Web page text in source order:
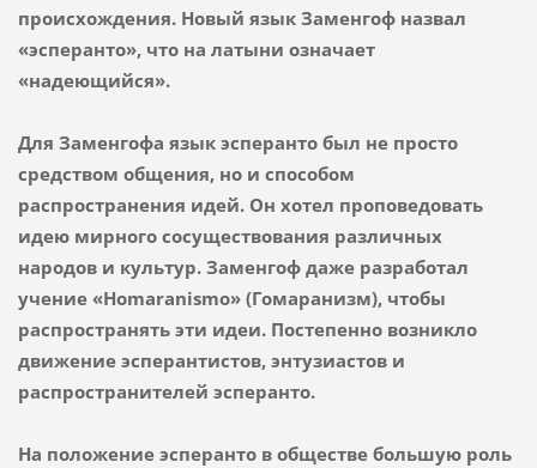
происхождения. Новый язык Заменгоф назвал
«эсперанто», что на латыни означает
«надеющийся».
Для Заменгофа язык эсперанто был не просто
средством общения, но и способом
распространения идей. Он хотел проповедовать
идею мирного сосуществования различных
народов и культур. Заменгоф даже разработал
учение «Homaranismo» (Гомаранизм), чтобы
распространять эти идеи. Постепенно возникло
движение эсперантистов, энтузиастов и
распространителей эсперанто.
На положение эсперанто в обществе большую роль